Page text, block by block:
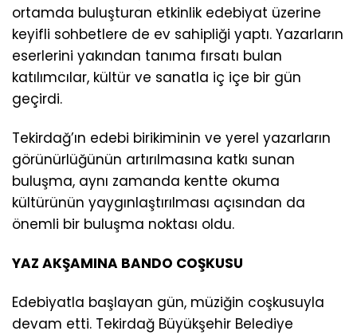
ortamda buluşturan etkinlik edebiyat üzerine
keyifli sohbetlere de ev sahipliği yaptı. Yazarların
eserlerini yakından tanıma fırsatı bulan
katılımcılar, kültür ve sanatla iç içe bir gün
geçirdi.
Tekirdağ’ın edebi birikiminin ve yerel yazarların
görünürlüğünün artırılmasına katkı sunan
buluşma, aynı zamanda kentte okuma
kültürünün yaygınlaştırılması açısından da
önemli bir buluşma noktası oldu.
YAZ AKŞAMINA BANDO COŞKUSU
Edebiyatla başlayan gün, müziğin coşkusuyla
devam etti. Tekirdağ Büyükşehir Belediye